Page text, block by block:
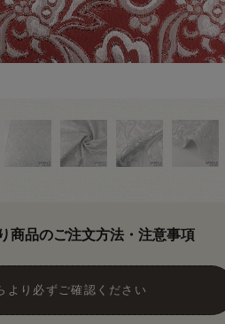
商品のご注文方法・注意事項
より必ずご確認ください